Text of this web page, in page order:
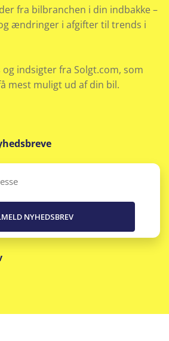
for
fra bilbranchen i din indbakke –
ændringer i afgifter til trends i
indsigter fra Solgt.com, som
mest muligt ud af din bil.